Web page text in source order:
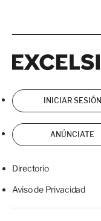
INICIAR SESIÓN
ANÚNCIATE
Directorio
Aviso de Privacidad